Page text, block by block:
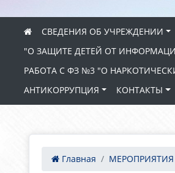
СВЕДЕНИЯ ОБ УЧРЕЖДЕНИИ
"О ЗАЩИТЕ ДЕТЕЙ ОТ
РАБОТА С ФЗ №3 "О
АНТИКОРРУПЦИЯ
КОНТАКТЫ
Главная МЕРОПРИЯТИЯ